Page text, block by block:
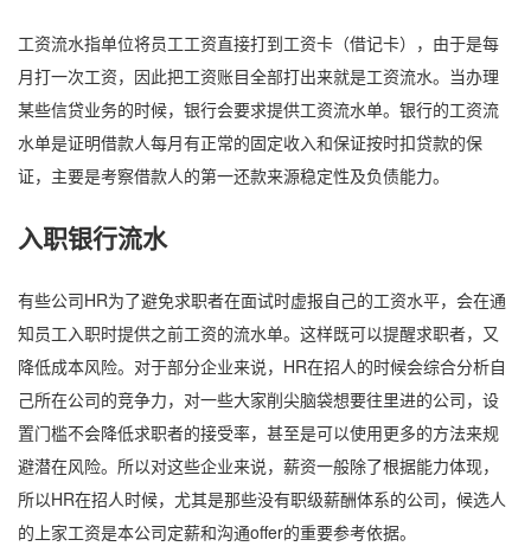
工资流水指单位将员工工资直接打到工资卡（借记卡），由于是每
月打一次工资，因此把工资账目全部打出来就是工资流水。当办理
某些信贷业务的时候，银行会要求提供工资流水单。银行的工资流
水单是证明借款人每月有正常的固定收入和保证按时扣贷款的保
证，主要是考察借款人的第一还款来源稳定性及负债能力。
入职银行流水
有些公司HR为了避免求职者在面试时虚报自己的工资水平，会在通
知员工入职时提供之前工资的流水单。这样既可以提醒求职者，又
降低成本风险。对于部分企业来说，HR在招人的时候会综合分析自
己所在公司的竞争力，对一些大家削尖脑袋想要往里进的公司，设
置门槛不会降低求职者的接受率，甚至是可以使用更多的方法来规
避潜在风险。所以对这些企业来说，薪资一般除了根据能力体现，
所以HR在招人时候，尤其是那些没有职级薪酬体系的公司，候选人
的上家工资是本公司定薪和沟通offer的重要参考依据。